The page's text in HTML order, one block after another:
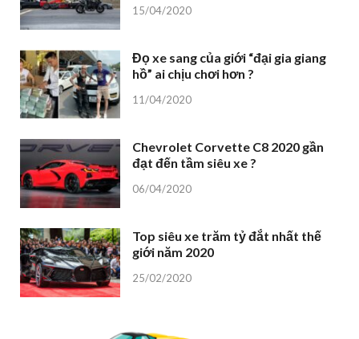
15/04/2020
Đọ xe sang của giới “đại gia giang
hồ” ai chịu chơi hơn ?
11/04/2020
Chevrolet Corvette C8 2020 gần
đạt đến tầm siêu xe ?
06/04/2020
Top siêu xe trăm tỷ đắt nhất thế
giới năm 2020
25/02/2020